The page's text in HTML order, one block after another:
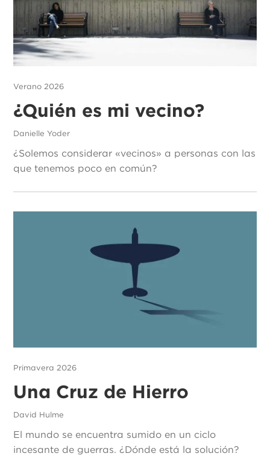
Verano 2026
¿Quién es mi vecino?
Danielle Yoder
¿Solemos considerar «vecinos» a personas con las
que tenemos poco en común?
Primavera 2026
Una Cruz de Hierro
David Hulme
El mundo se encuentra sumido en un ciclo
incesante de guerras. ¿Dónde está la solución?